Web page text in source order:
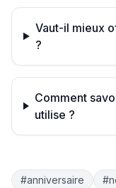
Vaut-il mieux
?
Comment
utilise ?
#anniversaire